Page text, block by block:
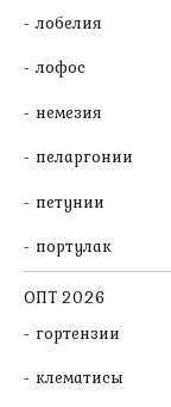
лобелия
лофос
немезия
пеларгонии
петунии
портулак
ОПТ 2026
гортензии
клематисы